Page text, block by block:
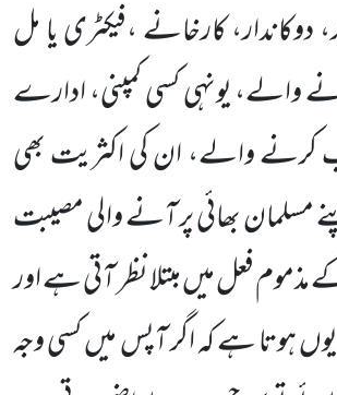
دوکاندار، کارخانے ،فیکٹری یا مل
والے، یونہی کسی کمپنی، ادارے
کرنے والے، ان کی اکثریت بھی
مسلمان بھائی پر آنے والی مصیبت
فعل میں مبتلا نظر آتی ہے اور
ہوتا ہے کہ اگر آپس میں کسی وجہ